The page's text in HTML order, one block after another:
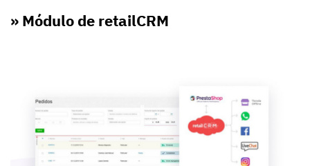
» Módulo de retailCRM